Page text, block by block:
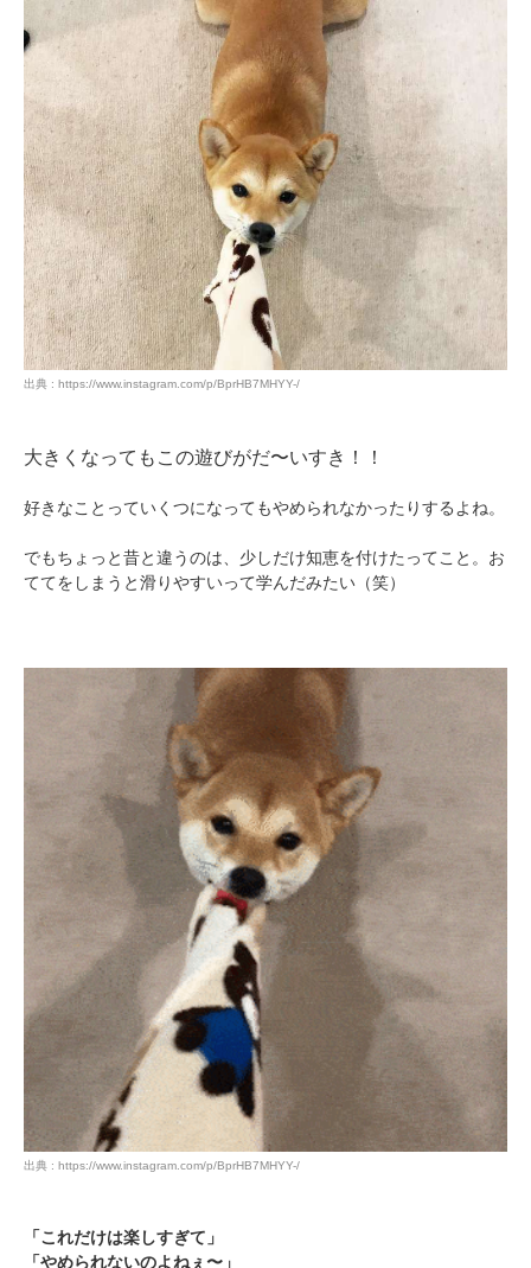
出典 : https://www.instagram.com/p/BprHB7MHYY-/
大きくなってもこの遊びがだ〜いすき！！
好きなことっていくつになってもやめられなかったりするよね。
でもちょっと昔と違うのは、少しだけ知恵を付けたってこと。お
ててをしまうと滑りやすいって学んだみたい（笑）
出典 : https://www.instagram.com/p/BprHB7MHYY-/
「これだけは楽しすぎて」
「やめられないのよねぇ〜」
pecodogs
いぬ部をフォロー
pecocats
ねこ部をフォロー
PECOアプリをダウンロード済みの方
アプリをダウンロードする